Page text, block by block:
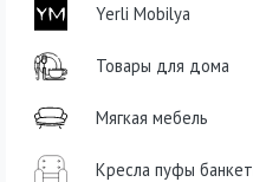
Yerli Mobilya
Товары для дома
Мягкая мебель
Кресла пуфы